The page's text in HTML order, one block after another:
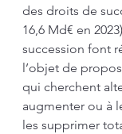
des droits de
16,6 Md€ en
succession font
l’objet de
qui cherchent
augmenter ou à
les supprimer